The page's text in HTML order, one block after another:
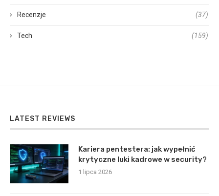
Recenzje (37)
Tech (159)
LATEST REVIEWS
Kariera pentestera: jak wypełnić
krytyczne luki kadrowe w security?
1 lipca 2026